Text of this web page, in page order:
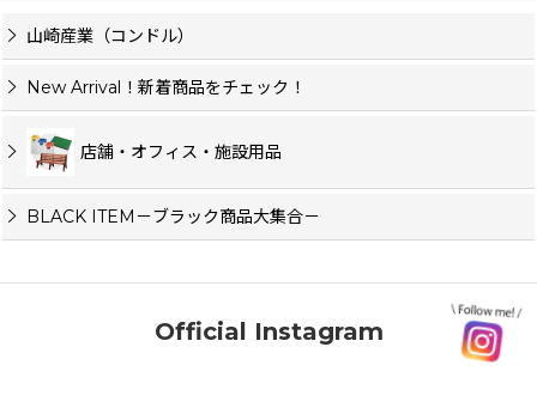
山崎産業（コンドル）
New Arrival！新着商品をチェック！
店舗・オフィス・施設用品
BLACK ITEM－ブラック商品大集合－
Official Instagram